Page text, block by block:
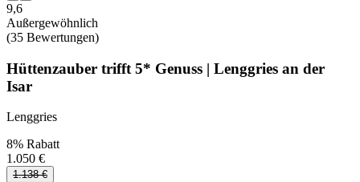
9,6
Außergewöhnlich
(35 Bewertungen)
Hüttenzauber trifft 5* Genuss | Lenggries an der
Isar
Lenggries
8% Rabatt
1.050 €
1.138 €